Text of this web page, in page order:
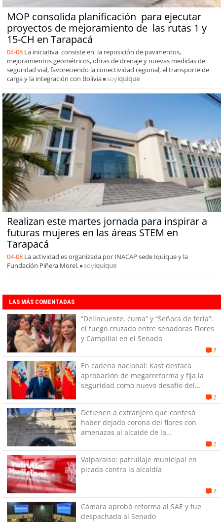
MOP consolida planificación para ejecutar
proyectos de mejoramiento de las rutas 1 y
15-CH en Tarapacá
04-08 La iniciativa consiste en la reposición de pavimentos,
mejoramientos geométricos, obras de drenaje y nuevas medidas de
seguridad vial, favoreciendo la conectividad regional, el transporte de
carga y la integración con Bolivia
soyiquique
Realizan este martes jornada para inspirar a
futuras mujeres en las áreas STEM en
Tarapacá
04-08 La actividad es organizada por INACAP sede Iquique y la
Fundación Piñera Morel.
soyiquique
LAS MÁS COMENTADAS
“Delincuente, cuma” y “Señora de feria”:
el fuego cruzado entre senadoras Flores
y Campillai en el Senado
7
En cadena nacional: Kast destaca
aprobación de megarreforma y fija la
seguridad como nuevo desafío del
2
Detienen a extranjero que confesó
haber dejado corona del flores con
amenazas al alcaide de la
2
Valparaíso: patrullaje municipal en
picada contra la alcaldía
2
Cámara aprobó reforma al SAE y fue
despachada al Senado